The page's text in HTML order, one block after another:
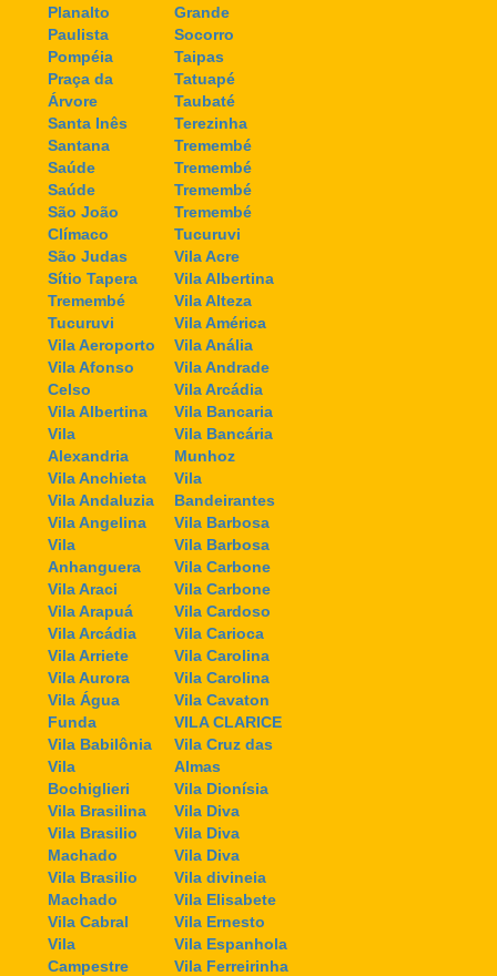
Planalto
Paulista
Pompéia
Praça da
Árvore
Santa Inês
Santana
Saúde
Saúde
São João
Clímaco
São Judas
Sítio Tapera
Tremembé
Tucuruvi
Vila Aeroporto
Vila Afonso
Celso
Vila Albertina
Vila
Alexandria
Vila Anchieta
Vila Andaluzia
Vila Angelina
Vila
Anhanguera
Vila Araci
Vila Arapuá
Vila Arcádia
Vila Arriete
Vila Aurora
Vila Água
Funda
Vila Babilônia
Vila
Bochiglieri
Vila Brasilina
Vila Brasilio
Machado
Vila Brasilio
Machado
Vila Cabral
Vila
Campestre
Grande
Socorro
Taipas
Tatuapé
Taubaté
Terezinha
Tremembé
Tremembé
Tremembé
Tremembé
Tucuruvi
Vila Acre
Vila Albertina
Vila Alteza
Vila América
Vila Anália
Vila Andrade
Vila Arcádia
Vila Bancaria
Vila Bancária
Munhoz
Vila
Bandeirantes
Vila Barbosa
Vila Barbosa
Vila Carbone
Vila Carbone
Vila Cardoso
Vila Carioca
Vila Carolina
Vila Carolina
Vila Cavaton
VILA CLARICE
Vila Cruz das
Almas
Vila Dionísia
Vila Diva
Vila Diva
Vila Diva
Vila divineia
Vila Elisabete
Vila Ernesto
Vila Espanhola
Vila Ferreirinha